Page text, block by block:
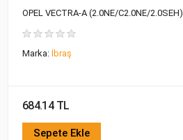
OPEL VECTRA-A (2.0NE/C2.0NE/2.0SEH)
Marka: İbraş
684.14 TL
Sepete Ekle